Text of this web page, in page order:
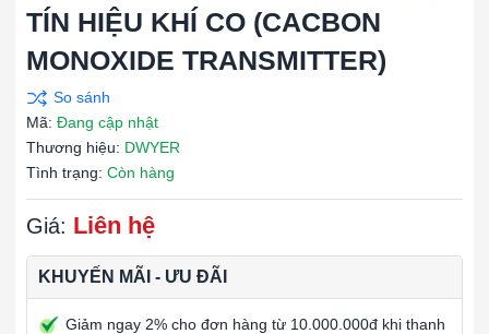
TÍN HIỆU KHÍ CO (CACBON
MONOXIDE TRANSMITTER)
Mã: Đang cập nhật
Thương hiệu: DWYER
Tình trạng: Còn hàng
Giá: Liên hệ
KHUYẾN MÃI - ƯU ĐÃI
Giảm ngay 2% cho đơn hàng từ 10.000.000đ khi thanh